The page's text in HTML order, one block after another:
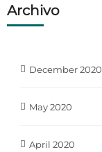
Archivo
December 2020
May 2020
April 2020